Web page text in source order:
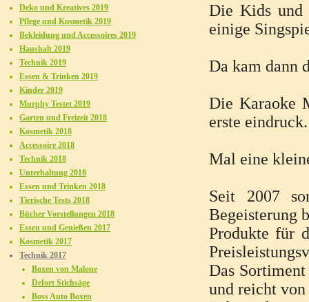
Die Kids und
einige
Da kam dann
Die Karaoke
erste eindruck.
Mal eine
Seit 2007
Begeisterung
Produkte für
Das
und reicht
Deko und Kreatives 2019
Pflege und Kosmetik 2019
Bekleidung und Accessoires 2019
Haushalt 2019
Technik 2019
Essen & Trinken 2019
Kinder 2019
Murphy Testet 2019
Garten und Freizeit 2018
Kosmetik 2018
Accessoire 2018
Technik 2018
Unterhaltung 2018
Essen und Trinken 2018
Tierische Tests 2018
Bücher Vorstellungen 2018
Essen und Genießen 2017
Kosmetik 2017
Technik 2017
Boxen von Malone
Defort Stichsäge
Boss Auto Boxen